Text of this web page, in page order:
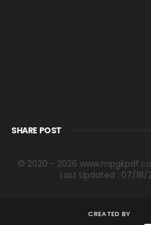
SHARE POST
© 2020 - 2026
Last Updated : 07/18/
CREATED BY